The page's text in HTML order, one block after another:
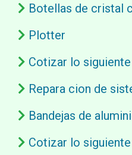
Botellas de cristal
Plotter
Cotizar lo siguiente
Repara cion de
Bandejas de
Cotizar lo siguiente